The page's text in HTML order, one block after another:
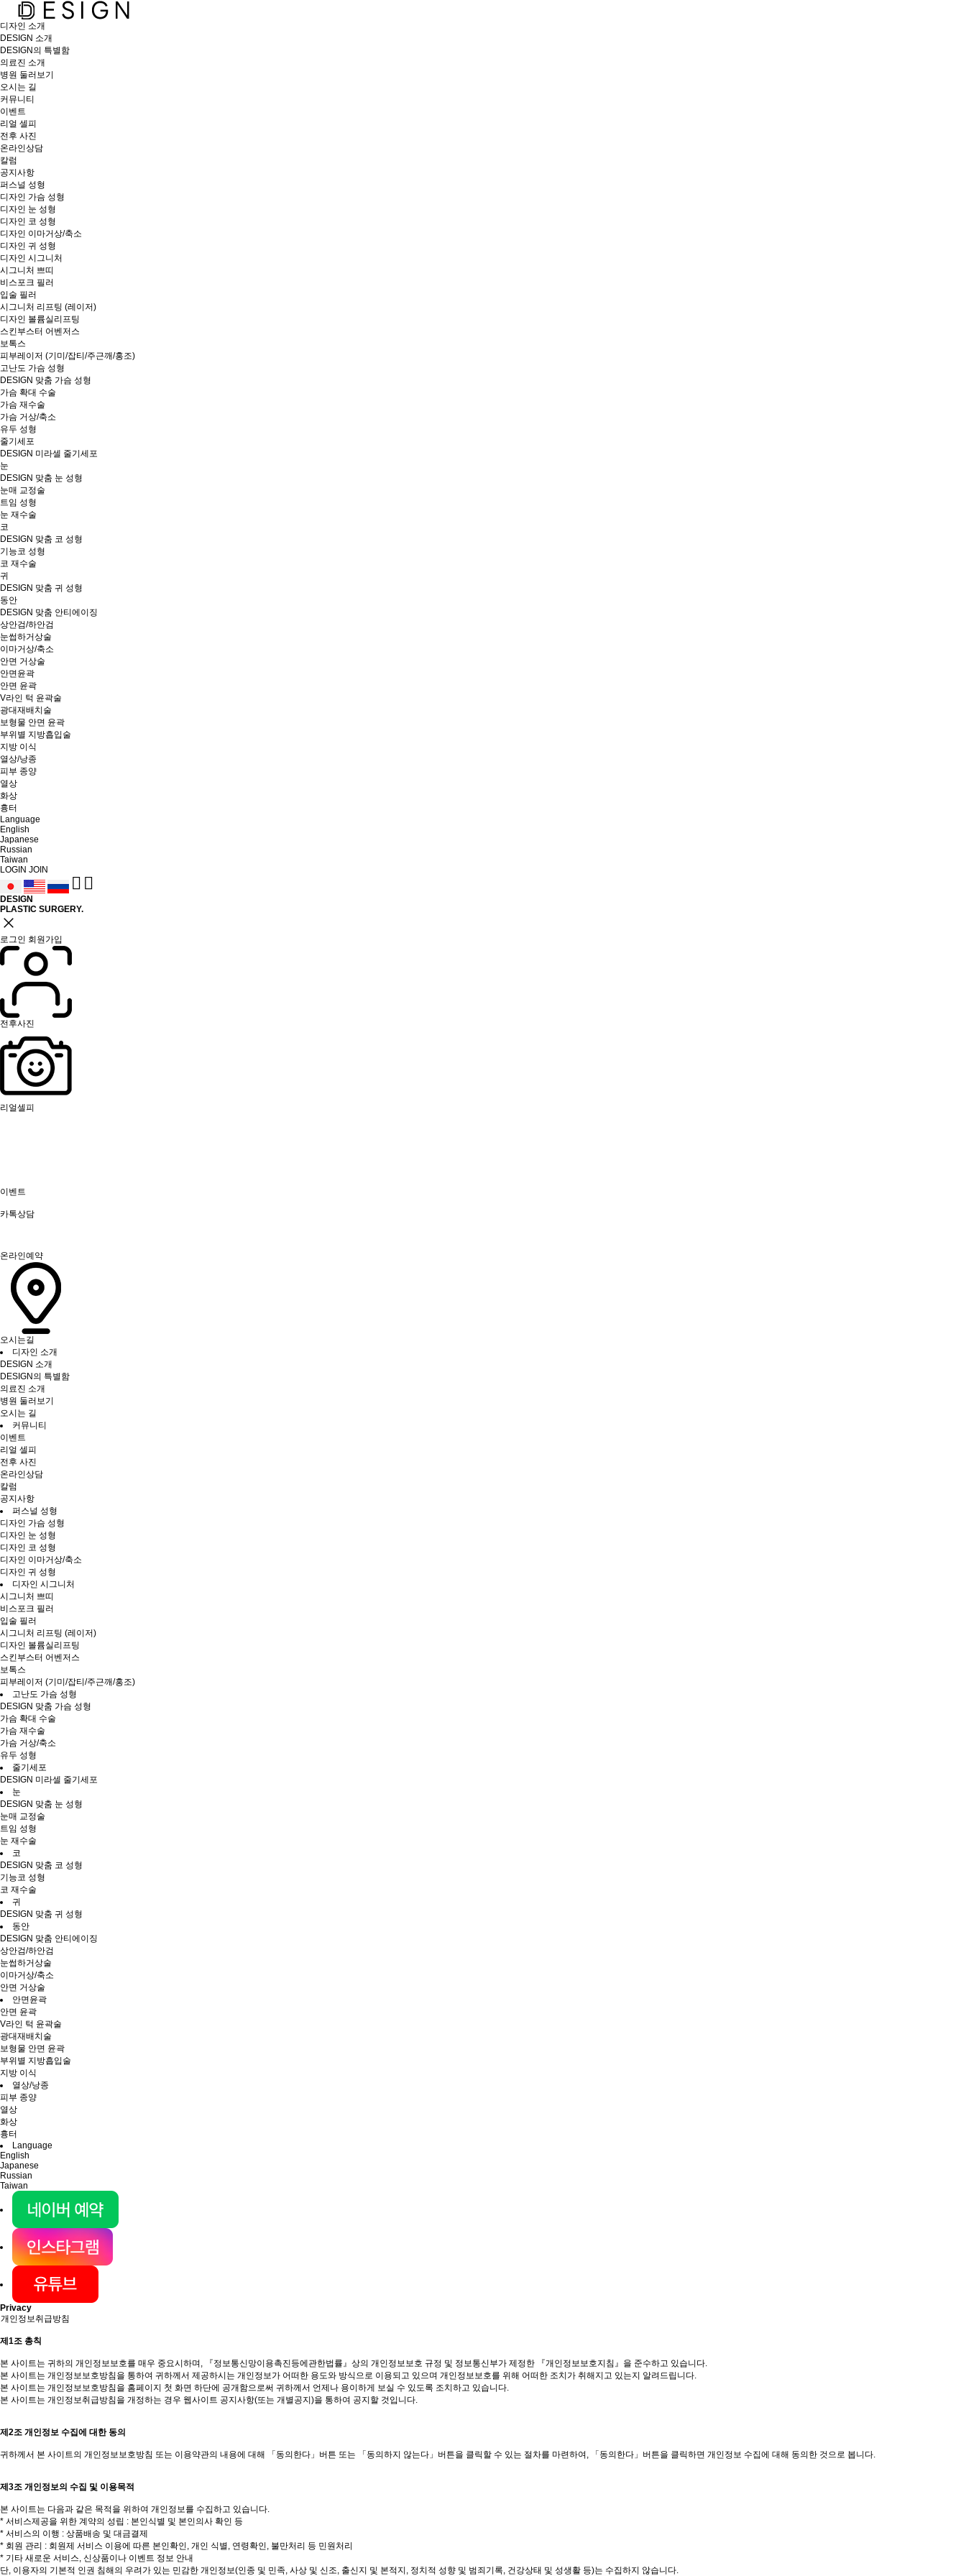
디자인 소개
DESIGN 소개
DESIGN의 특별함
의료진 소개
병원 둘러보기
오시는 길
커뮤니티
이벤트
리얼 셀피
전후 사진
온라인상담
칼럼
공지사항
퍼스널 성형
디자인 가슴 성형
디자인 눈 성형
디자인 코 성형
디자인 이마거상/축소
디자인 귀 성형
디자인 시그니처
시그니처 쁘띠
비스포크 필러
입술 필러
시그니처 리프팅 (레이저)
디자인 볼륨실리프팅
스킨부스터 어벤저스
보톡스
피부레이저 (기미/잡티/주근깨/홍조)
고난도 가슴 성형
DESIGN 맞춤 가슴 성형
가슴 확대 수술
가슴 재수술
가슴 거상/축소
유두 성형
줄기세포
DESIGN 미라셀 줄기세포
눈
DESIGN 맞춤 눈 성형
눈매 교정술
트임 성형
눈 재수술
코
DESIGN 맞춤 코 성형
기능코 성형
코 재수술
귀
DESIGN 맞춤 귀 성형
동안
DESIGN 맞춤 안티에이징
상안검/하안검
눈썹하거상술
이마거상/축소
안면 거상술
안면윤곽
안면 윤곽
V라인 턱 윤곽술
광대재배치술
보형물 안면 윤곽
부위별 지방흡입술
지방 이식
열상/낭종
피부 종양
열상
화상
흉터
Language
English
Japanese
Russian
Taiwan
LOGIN JOIN
DESIGN
PLASTIC SURGERY.
close
로그인 회원가입
전후사진
리얼셀피
이벤트
카톡상담
온라인예약
오시는길
디자인 소개
DESIGN 소개
DESIGN의 특별함
의료진 소개
병원 둘러보기
오시는 길
커뮤니티
이벤트
리얼 셀피
전후 사진
온라인상담
칼럼
공지사항
퍼스널 성형
디자인 가슴 성형
디자인 눈 성형
디자인 코 성형
디자인 이마거상/축소
디자인 귀 성형
디자인 시그니처
시그니처 쁘띠
비스포크 필러
입술 필러
시그니처 리프팅 (레이저)
디자인 볼륨실리프팅
스킨부스터 어벤저스
보톡스
피부레이저 (기미/잡티/주근깨/홍조)
고난도 가슴 성형
DESIGN 맞춤 가슴 성형
가슴 확대 수술
가슴 재수술
가슴 거상/축소
유두 성형
줄기세포
DESIGN 미라셀 줄기세포
눈
DESIGN 맞춤 눈 성형
눈매 교정술
트임 성형
눈 재수술
코
DESIGN 맞춤 코 성형
기능코 성형
코 재수술
귀
DESIGN 맞춤 귀 성형
동안
DESIGN 맞춤 안티에이징
상안검/하안검
눈썹하거상술
이마거상/축소
안면 거상술
안면윤곽
안면 윤곽
V라인 턱 윤곽술
광대재배치술
보형물 안면 윤곽
부위별 지방흡입술
지방 이식
열상/낭종
피부 종양
열상
화상
흉터
Language
English
Japanese
Russian
Taiwan
Privacy
개인정보취급방침
제1조 총칙
본 사이트는 귀하의 개인정보보호를 매우 중요시하며, 『정보통신망이용촉진등에관한법률』상의 개인정보보호 규정 및 정보통신부가 제정한 『개인정보보호지침』을 준수하고 있습니다.
본 사이트는 개인정보보호방침을 통하여 귀하께서 제공하시는 개인정보가 어떠한 용도와 방식으로 이용되고 있으며 개인정보보호를 위해 어떠한 조치가 취해지고 있는지 알려드립니다.
본 사이트는 개인정보보호방침을 홈페이지 첫 화면 하단에 공개함으로써 귀하께서 언제나 용이하게 보실 수 있도록 조치하고 있습니다.
본 사이트는 개인정보취급방침을 개정하는 경우 웹사이트 공지사항(또는 개별공지)을 통하여 공지할 것입니다.
제2조 개인정보 수집에 대한 동의
귀하께서 본 사이트의 개인정보보호방침 또는 이용약관의 내용에 대해 「동의한다」버튼 또는 「동의하지 않는다」버튼을 클릭할 수 있는 절차를 마련하여, 「동의한다」버튼을 클릭하면 개인정보 수집에 대해 동의한 것으로 봅니다.
제3조 개인정보의 수집 및 이용목적
본 사이트는 다음과 같은 목적을 위하여 개인정보를 수집하고 있습니다.
* 서비스제공을 위한 계약의 성립 : 본인식별 및 본인의사 확인 등
* 서비스의 이행 : 상품배송 및 대금결제
* 회원 관리 : 회원제 서비스 이용에 따른 본인확인, 개인 식별, 연령확인, 불만처리 등 민원처리
* 기타 새로운 서비스, 신상품이나 이벤트 정보 안내
단, 이용자의 기본적 인권 침해의 우려가 있는 민감한 개인정보(인종 및 민족, 사상 및 신조, 출신지 및 본적지, 정치적 성향 및 범죄기록, 건강상태 및 성생활 등)는 수집하지 않습니다.